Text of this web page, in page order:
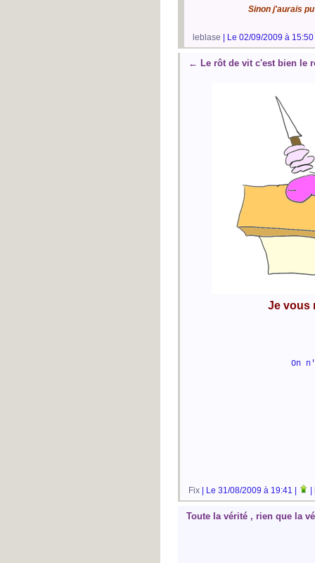
Sinon j'aurais
leblase | Le 02/09/2009 à
← Le rôt de vit c'est bien le
Je vous
On
Fix | Le 31/08/2009 à 19:41 |
Toute la vérité , rien que la